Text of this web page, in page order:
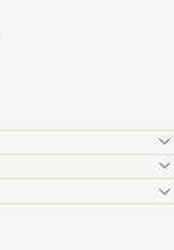
in base al loro
e sociali.